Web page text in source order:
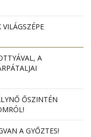
A
ŐSZINTÉN
A GYŐZTES!